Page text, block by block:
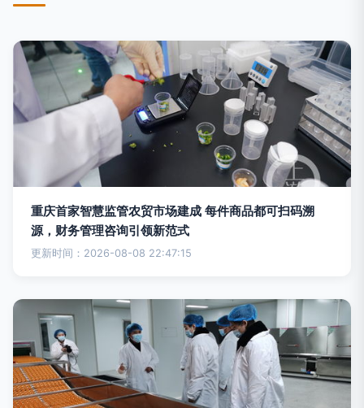
重庆首家智慧监管农贸市场建成 每件商品都可扫码溯
源，财务管理咨询引领新范式
更新时间：2026-08-08 22:47:15